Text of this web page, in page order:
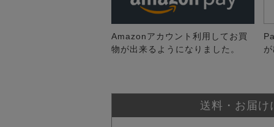
Amazonアカウント利用してお買
物が出来るようになりました。
送料・お届け